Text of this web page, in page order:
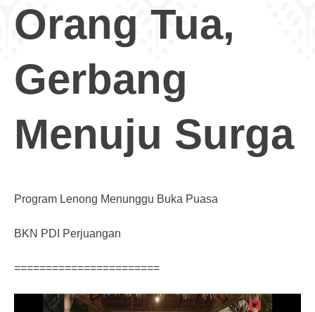
Orang Tua,
Gerbang
Menuju Surga
Program Lenong Menunggu Buka Puasa
BKN PDI Perjuangan
=======================